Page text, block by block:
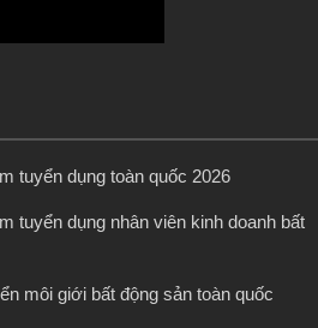
tuyển dụng toàn quốc 2026
tuyển dụng nhân viên kinh doanh bất
môi giới bất động sản toàn quốc